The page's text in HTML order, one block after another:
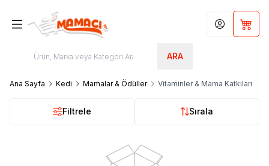
ARA
Hesabım
Ana Sayfa Kedi Mamalar & Ödüller Vitaminler & Mama Katkıları
Filtrele Sırala